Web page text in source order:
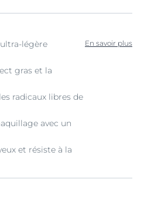
légère
gras et la
radicaux libres de
avec un
et résiste à la
En savoir plus